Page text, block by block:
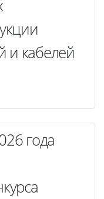
и кабелей
года